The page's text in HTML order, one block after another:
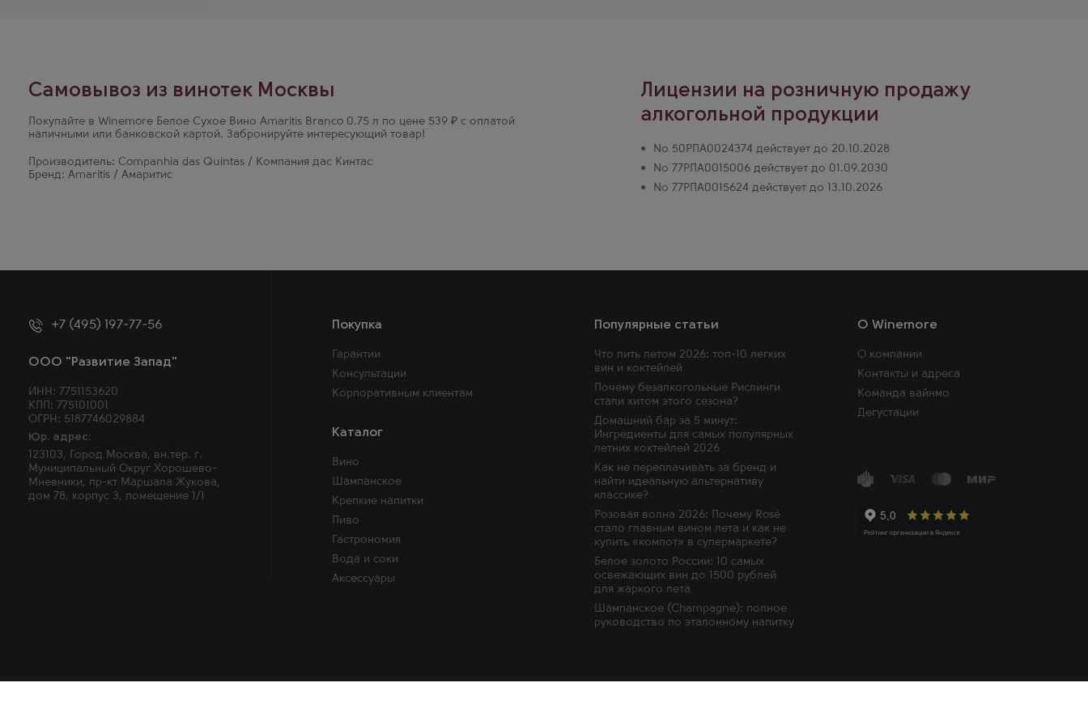
Самовывоз из винотек Москвы
Покупайте в Winemore Белое Сухое Вино Amaritis Branco 0.75 л по цене 539 ₽ с оплатой
наличными или банковской картой. Забронируйте интересующий товар!
Производитель: Companhia das Quintas / Компания дас Кинтас
Бренд: Amaritis / Амаритис
Лицензии на розничную продажу
алкогольной продукции
№ 50РПА0024374 действует до 20.10.2028
№ 77РПА0015006 действует до 01.09.2030
№ 77РПА0015624 действует до 13.10.2026
+7 (495) 197-77-56
ООО "Развитие Запад"
ИНН: 7751153620
КПП: 775101001
ОГРН: 5187746029884
Юр. адрес:
123103, Город Москва, вн.тер. г.
Муниципальный Округ Хорошево-
Мневники, пр-кт Маршала Жукова,
дом 78, корпус 3, помещение 1/1
O Winemore
О компании
Контакты и адреса
Команда вайнмо
Дегустации
Покупка
Гарантии
Консультации
Корпоративным клиентам
Каталог
Вино
Шампанское
Крепкие напитки
Пиво
Гастрономия
Вода и соки
Аксессуары
Популярные статьи
Что пить летом 2026: топ-10 легких
вин и коктейлей
Почему безалкогольные Рислинги
стали хитом этого сезона?
Домашний бар за 5 минут:
Ингредиенты для самых популярных
летних коктейлей 2026
Как не переплачивать за бренд и
найти идеальную альтернативу
классике?
Розовая волна 2026: Почему Rosé
стало главным вином лета и как не
купить «компот» в супермаркете?
Белое золото России: 10 самых
освежающих вин до 1500 рублей
для жаркого лета
Шампанское (Champagne): полное
руководство по эталонному напитку